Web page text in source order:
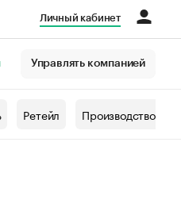
Личный кабинет
Управлять компанией
Ретейл Производство